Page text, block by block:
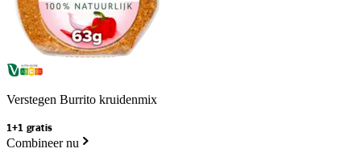
Verstegen Burrito kruidenmix
1+1 gratis
Combineer nu